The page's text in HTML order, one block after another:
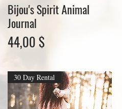
Schnellansicht
Bijou's Spirit Animal
Journal
Preis
44,00 $
30 Day Rental